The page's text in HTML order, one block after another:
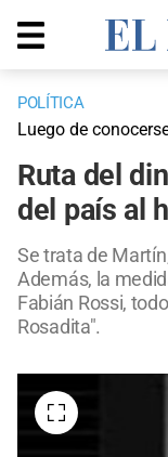
POLÍTICA
Luego de
Ruta del
del país al
Se trata de
Además, la
Fabián Rossi,
Rosadita".